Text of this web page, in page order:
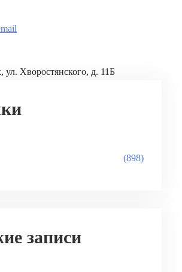
ул. Хворостянского, д. 11Б
(898)
записи